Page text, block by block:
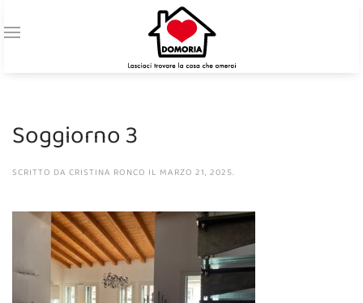
Soggiorno 3
SCRITTO DA CRISTINA RONCO IL MARZO 21, 2025.